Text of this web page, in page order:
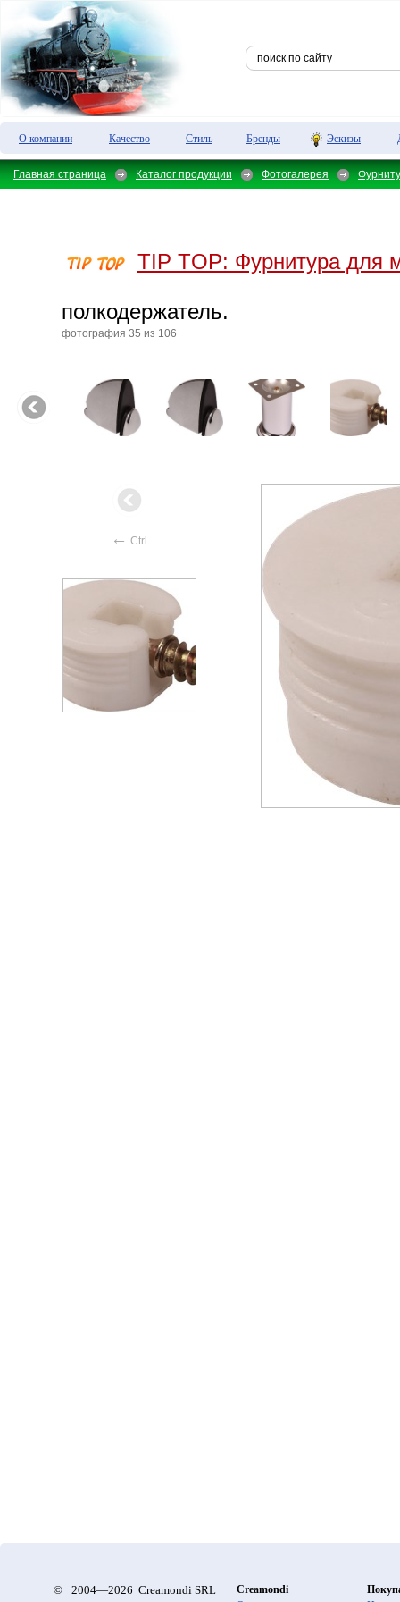
О компании Качество Стиль Бренды Эскизы
Главная страница Каталог продукции Фотогалерея
TIP TOP: Фурнитура для
полкодержатель.
фотография 35 из 106
← Ctrl
© 2004—2026 Creamondi SRL
Creamondi